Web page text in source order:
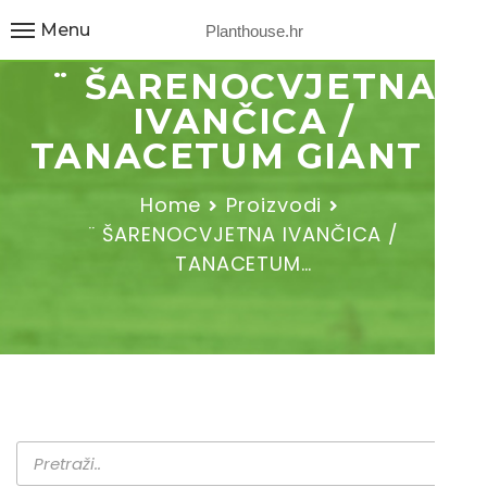
Planthouse.hr
Menu
¨ ŠARENOCVJETNA
IVANČICA /
TANACETUM GIANT ¨
Home
Proizvodi
¨ ŠARENOCVJETNA IVANČICA /
TANACETUM…